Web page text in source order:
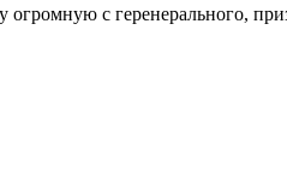
огромную с геренерального,